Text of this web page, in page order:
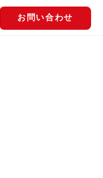
お問い合わせ